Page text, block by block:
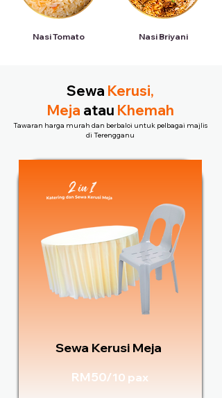
Nasi Tomato Nasi Briyani
Sewa Kerusi,
Meja atau Khemah
Tawaran harga murah dan berbaloi untuk pelbagai majlis
di Terengganu
Sewa Kerusi Meja
RM50/10 pax